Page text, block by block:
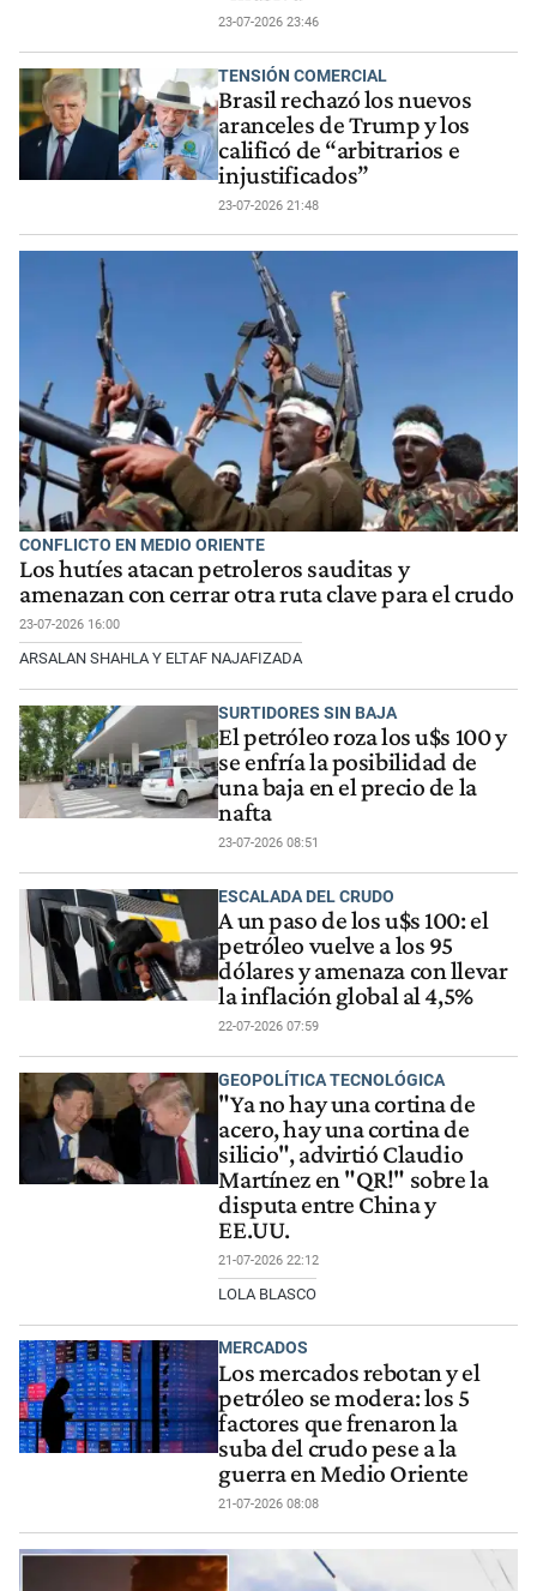
23-07-2026 23:46
TENSIÓN COMERCIAL
Brasil rechazó los nuevos
aranceles de Trump y los
calificó de “arbitrarios e
injustificados”
23-07-2026 21:48
CONFLICTO EN MEDIO ORIENTE
Los hutíes atacan petroleros sauditas y
amenazan con cerrar otra ruta clave para el crudo
23-07-2026 16:00
ARSALAN SHAHLA Y ELTAF NAJAFIZADA
SURTIDORES SIN BAJA
El petróleo roza los u$s 100 y
se enfría la posibilidad de
una baja en el precio de la
nafta
23-07-2026 08:51
ESCALADA DEL CRUDO
A un paso de los u$s 100: el
petróleo vuelve a los 95
dólares y amenaza con llevar
la inflación global al 4,5%
22-07-2026 07:59
GEOPOLÍTICA TECNOLÓGICA
"Ya no hay una cortina de
acero, hay una cortina de
silicio", advirtió Claudio
Martínez en "QR!" sobre la
disputa entre China y
EE.UU.
21-07-2026 22:12
LOLA BLASCO
MERCADOS
Los mercados rebotan y el
petróleo se modera: los 5
factores que frenaron la
suba del crudo pese a la
guerra en Medio Oriente
21-07-2026 08:08